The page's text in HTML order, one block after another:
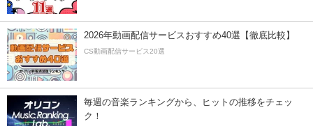
2026年動画配信サービスおすすめ40選【徹底比較】
CS動画配信サービス20選
毎週の音楽ランキングから、ヒットの推移をチェッ
ク！